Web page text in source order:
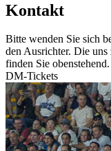
Kontakt
Bitte wenden Sie sich
den Ausrichter. Die
finden Sie obenstehend.
DM-Tickets